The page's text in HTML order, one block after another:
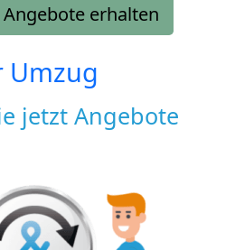
erhalten
Umzug
jetzt Angebote